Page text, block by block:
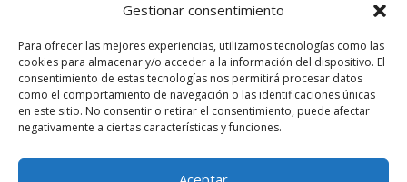
Gestionar consentimiento
Para ofrecer las mejores experiencias, utilizamos tecnologías como las
cookies para almacenar y/o acceder a la información del dispositivo. El
consentimiento de estas tecnologías nos permitirá procesar datos
como el comportamiento de navegación o las identificaciones únicas
en este sitio. No consentir o retirar el consentimiento, puede afectar
negativamente a ciertas características y funciones.
Síguenos